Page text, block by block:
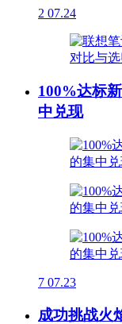
2 07.24
100%达标
中兑现
7 07.23
成功挑战火